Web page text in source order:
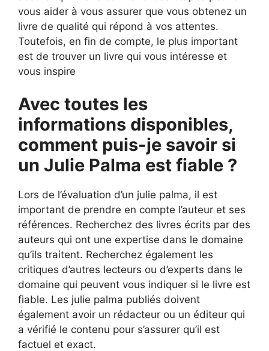
vous aider à vous assurer que vous obtenez un
livre de qualité qui répond à vos attentes.
Toutefois, en fin de compte, le plus important
est de trouver un livre qui vous intéresse et
vous inspire
Avec toutes les
informations disponibles,
comment puis-je savoir si
un Julie Palma est fiable ?
Lors de l’évaluation d’un julie palma, il est
important de prendre en compte l’auteur et ses
références. Recherchez des livres écrits par des
auteurs qui ont une expertise dans le domaine
qu’ils traitent. Recherchez également les
critiques d’autres lecteurs ou d’experts dans le
domaine qui peuvent vous indiquer si le livre est
fiable. Les julie palma publiés doivent
également avoir un rédacteur ou un éditeur qui
a vérifié le contenu pour s’assurer qu’il est
factuel et exact.